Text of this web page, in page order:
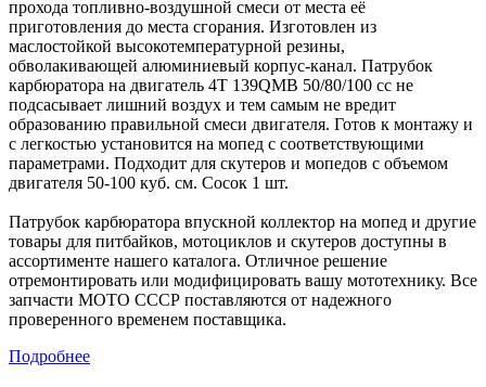
прохода топливно-воздушной смеси от места её
приготовления до места сгорания. Изготовлен из
маслостойкой высокотемпературной резины,
обволакивающей алюминиевый корпус-канал. Патрубок
карбюратора на двигатель 4Т 139QMB 50/80/100 cc не
подсасывает лишний воздух и тем самым не вредит
образованию правильной смеси двигателя. Готов к монтажу и
с легкостью установится на мопед с соответствующими
параметрами. Подходит для скутеров и мопедов с объемом
двигателя 50-100 куб. см. Сосок 1 шт.
Патрубок карбюратора впускной коллектор на мопед и другие
товары для питбайков, мотоциклов и скутеров доступны в
ассортименте нашего каталога. Отличное решение
отремонтировать или модифицировать вашу мототехнику. Все
запчасти МОТО СССР поставляются от надежного
проверенного временем поставщика.
Подробнее